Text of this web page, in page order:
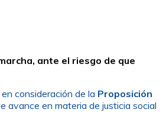
ante el riesgo de que
consideración de la Proposición
avance en materia de justicia social